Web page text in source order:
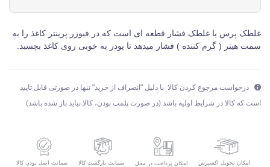
غلطک پرس یا غلطک فشار قطعه ای است که در فیوزر پرینتر کاغذ را به
سمت هیتر ( گرم کننده ) فشار میدهد تا پودر به خوبی روی کاغذ بچسبد.
درخواست مرجوع کردن کالا با دلیل "انصراف از خرید" تنها در صورتی قابل تایید
است که کالا در شرایط اولیه باشد (در صورت پلمپ بودن، کالا نباید باز شده باشد).
امکان تحویل اکسپرس امکان پرداخت در محل ضمانت بازگشت کالا ضمانت اصل بودن کالا